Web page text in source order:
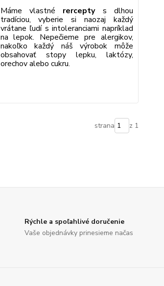
Máme vlastné rerceptys dlhou
tradíciou, vyberie si naozaj každý
vrátane ľudí s intoleranciami napríklad
na lepok. Nepečieme pre alergikov,
nakoľko každý náš výrobok môže
obsahovať stopy lepku, laktózy,
orechov alebo cukru.
strana z 1
Rýchle a spoľahlivé doručenie
Vaše objednávky prinesieme načas